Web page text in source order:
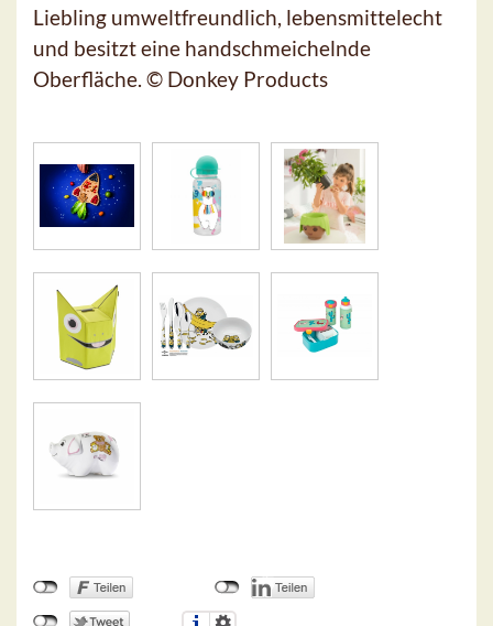
Liebling umweltfreundlich, lebensmittelecht
und besitzt eine handschmeichelnde
Oberfläche. © Donkey Products